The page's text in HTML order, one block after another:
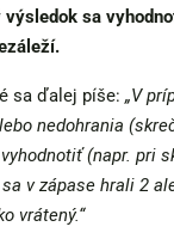
sa
sa ďalej píše: „V
nedohrania
(napr. pri
v zápase hrali 2
vrátený.“